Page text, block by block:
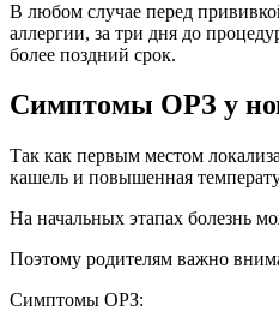
В любом случае перед
аллергии, за три дня до
более поздний срок.
Симптомы ОРЗ у
Так как первым местом
кашель и повышенная
На начальных этапах болезнь
Поэтому родителям важно
Симптомы ОРЗ: